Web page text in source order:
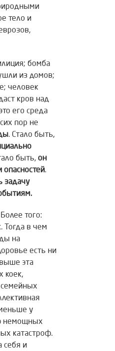
тело и
бомба
из домов;
человек
кров над
его среда
пор не
. Стало быть,
быть, он
.
задачу
того:
Тогда в чем
на
есть ни
эта
коек,
у
немощных
катастроф.
себя и